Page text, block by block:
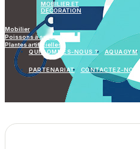
MOBILIER ET
DECORATION
Mobilier
Poissons à suspendre
Plantes artificielles
QUI SOMMES-NOUS ?
AQUAGYM
PARTENARIAT CONTACTEZ-NOUS